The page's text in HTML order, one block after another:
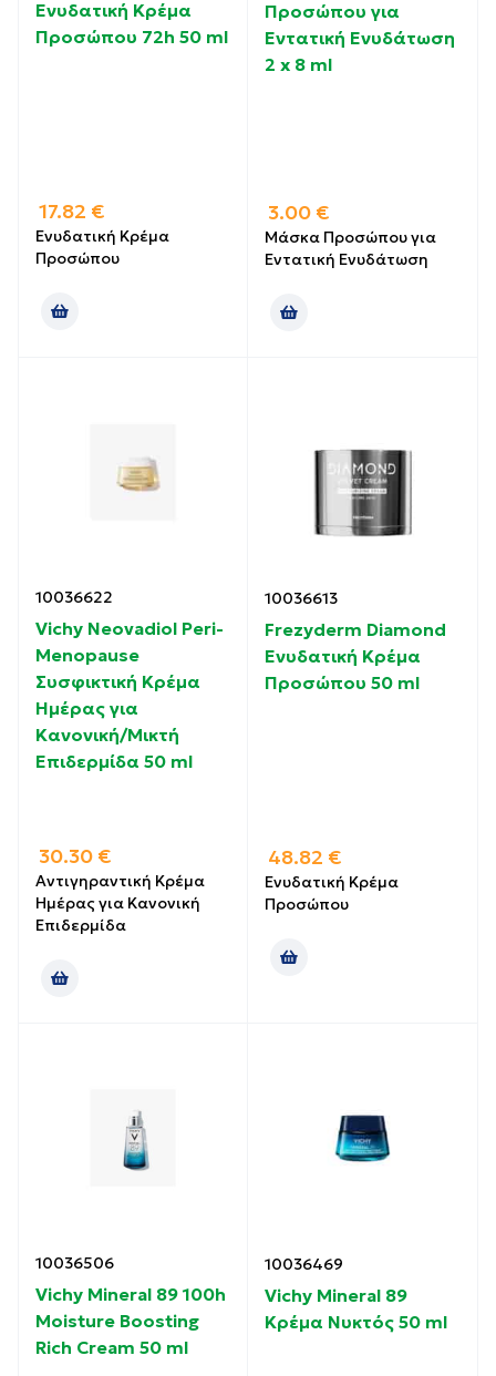
Ενυδατική Κρέμα
Προσώπου 72h 50 ml
17.82 €
Ενυδατική Κρέμα
Προσώπου
Προσώπου για
Εντατική Ενυδάτωση
2 x 8 ml
3.00 €
Μάσκα Προσώπου για
Εντατική Ενυδάτωση
10036622
Vichy Neovadiol Peri-
Menopause
Συσφικτική Κρέμα
Ημέρας για
Κανονική/Μικτή
Επιδερμίδα 50 ml
30.30 €
Αντιγηραντική Κρέμα
Ημέρας για Κανονική
Επιδερμίδα
10036613
Frezyderm Diamond
Ενυδατική Κρέμα
Προσώπου 50 ml
48.82 €
Ενυδατική Κρέμα
Προσώπου
10036506
Vichy Mineral 89 100h
Moisture Boosting
Rich Cream 50 ml
10036469
Vichy Mineral 89
Κρέμα Νυκτός 50 ml